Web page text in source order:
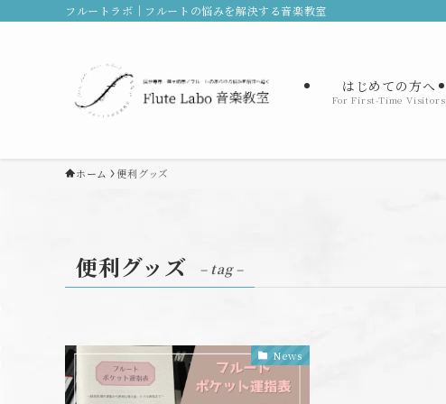
フルートラボ｜フルートの悩みを解決する音楽教室
はじめての方へ
For First-Time Visitors
ホーム 便利グッズ
便利グッズ – tag –
News